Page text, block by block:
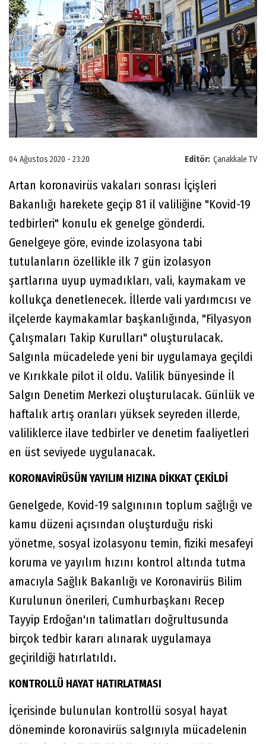
Editör: Çanakkale TV
04 Ağustos 2020 - 23:20
Artan koronavirüs vakaları sonrası İçişleri
Bakanlığı harekete geçip 81 il valiliğine "Kovid-19
tedbirleri" konulu ek genelge gönderdi.
Genelgeye göre, evinde izolasyona tabi
tutulanların özellikle ilk 7 gün izolasyon
şartlarına uyup uymadıkları, vali, kaymakam ve
kollukça denetlenecek. İllerde vali yardımcısı ve
ilçelerde kaymakamlar başkanlığında, "Filyasyon
Çalışmaları Takip Kurulları" oluşturulacak.
Salgınla mücadelede yeni bir uygulamaya geçildi
ve Kırıkkale pilot il oldu. Valilik bünyesinde İl
Salgın Denetim Merkezi oluşturulacak. Günlük ve
haftalık artış oranları yüksek seyreden illerde,
valiliklerce ilave tedbirler ve denetim faaliyetleri
en üst seviyede uygulanacak.
KORONAVİRÜSÜN YAYILIM HIZINA DİKKAT ÇEKİLDİ
Genelgede, Kovid-19 salgınının toplum sağlığı ve
kamu düzeni açısından oluşturduğu riski
yönetme, sosyal izolasyonu temin, fiziki mesafeyi
koruma ve yayılım hızını kontrol altında tutma
amacıyla Sağlık Bakanlığı ve Koronavirüs Bilim
Kurulunun önerileri, Cumhurbaşkanı Recep
Tayyip Erdoğan'ın talimatları doğrultusunda
birçok tedbir kararı alınarak uygulamaya
geçirildiği hatırlatıldı.
KONTROLLÜ HAYAT HATIRLATMASI
İçerisinde bulunulan kontrollü sosyal hayat
döneminde koronavirüs salgınıyla mücadelenin